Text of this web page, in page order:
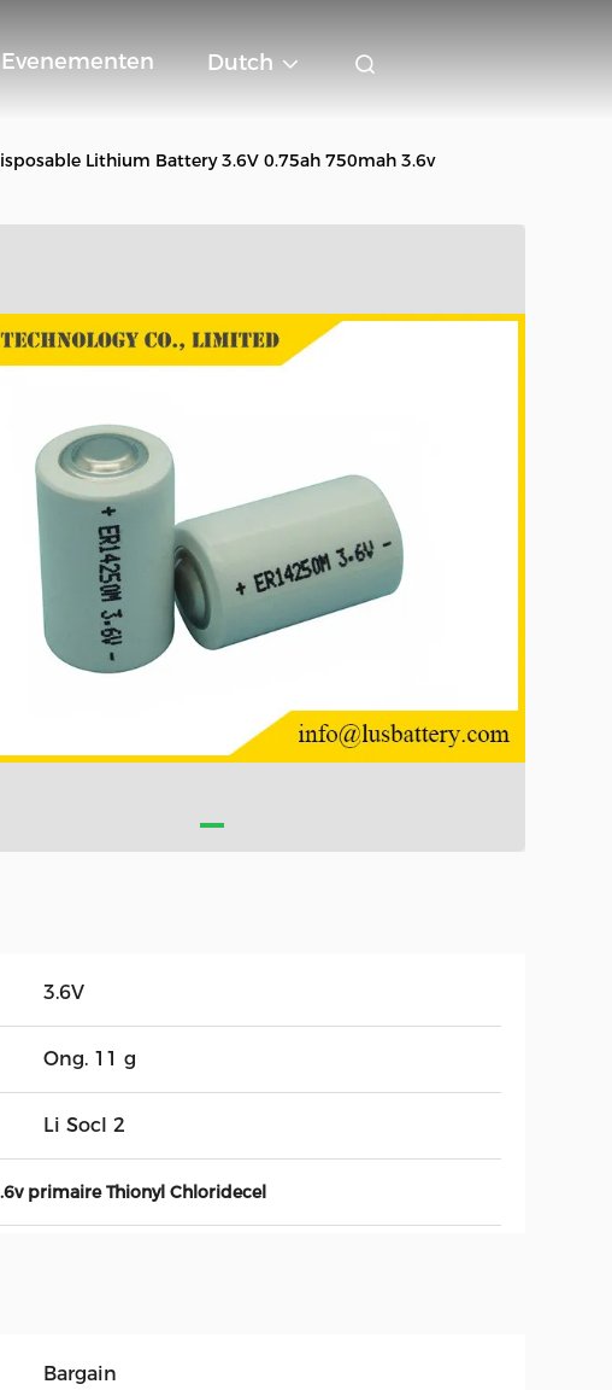
Evenementen Dutch
Lithium Battery 3.6V 0.75ah 750mah 3.6v
3.6V
Ong. 11 g
Li Socl 2
primaire Thionyl Chloridecel
Bargain